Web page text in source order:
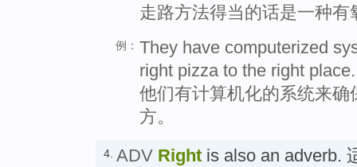
走路方法得当的话是一种有
例： They have computerized
right pizza to the right place.
他们有计算机化的系统来
方。
4. ADV Right is also an adverb.